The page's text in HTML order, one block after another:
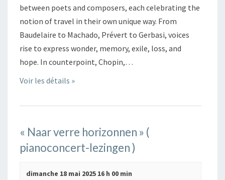
between poets and composers, each celebrating the
notion of travel in their own unique way. From
Baudelaire to Machado, Prévert to Gerbasi, voices
rise to express wonder, memory, exile, loss, and
hope. In counterpoint, Chopin,…
Voir les détails »
« Naar verre horizonnen » (
pianoconcert-lezingen )
dimanche 18 mai 2025 16 h 00 min